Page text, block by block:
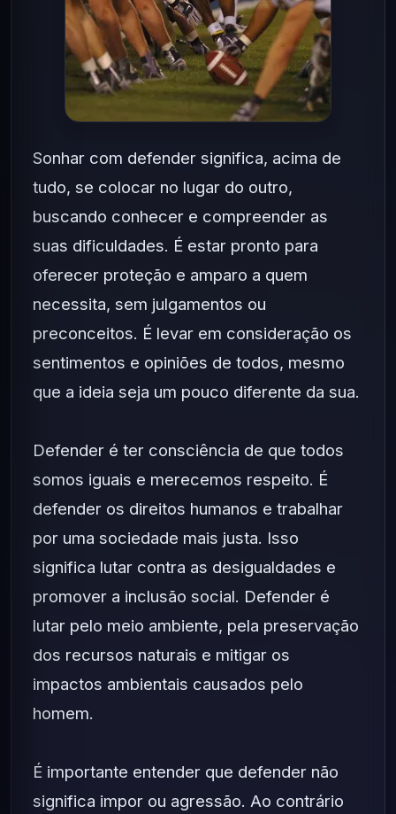
Sonhar com defender significa, acima de
tudo, se colocar no lugar do outro,
buscando conhecer e compreender as
suas dificuldades. É estar pronto para
oferecer proteção e amparo a quem
necessita, sem julgamentos ou
preconceitos. É levar em consideração os
sentimentos e opiniões de todos, mesmo
que a ideia seja um pouco diferente da sua.
Defender é ter consciência de que todos
somos iguais e merecemos respeito. É
defender os direitos humanos e trabalhar
por uma sociedade mais justa. Isso
significa lutar contra as desigualdades e
promover a inclusão social. Defender é
lutar pelo meio ambiente, pela preservação
dos recursos naturais e mitigar os
impactos ambientais causados pelo
homem.
É importante entender que defender não
significa impor ou agressão. Ao contrário